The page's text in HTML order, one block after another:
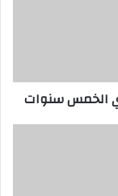
الخمس سنوات